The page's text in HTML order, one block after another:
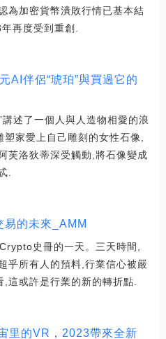
加密貨幣潰敗行情已基本結
再度受到重創.
AI伴侶“琥珀”與買過它的
述了一個人與人造物相愛的浪
家愛上自己雕刻的女性石像,
芙洛狄蒂深受觸動,將石像變成
.
易的未來_AMM
史冊的一天。三天時間,
乎所有人的預料,行業信心被嚴
這或許是行業的新的轉折點.
里的VR，2023帶來全新